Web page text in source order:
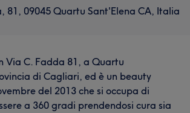
81, 09045 Quartu Sant'Elena CA, Italia
Via C. Fadda 81, a Quartu
di Cagliari, ed è un beauty
del 2013 che si occupa di
a 360 gradi prendendosi cura sia